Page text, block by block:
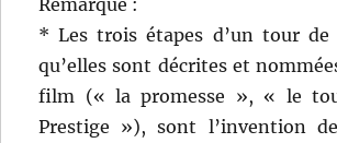
* Les trois étapes d’un tour de
qu’elles sont décrites et
film (« la promesse », « le
Prestige »), sont l’invention